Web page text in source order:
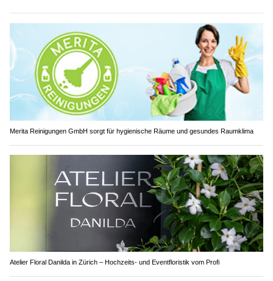
Merita Reinigungen GmbH sorgt für hygienische Räume und gesundes Raumklima
Atelier Floral Danilda in Zürich – Hochzeits- und Eventfloristik vom Profi